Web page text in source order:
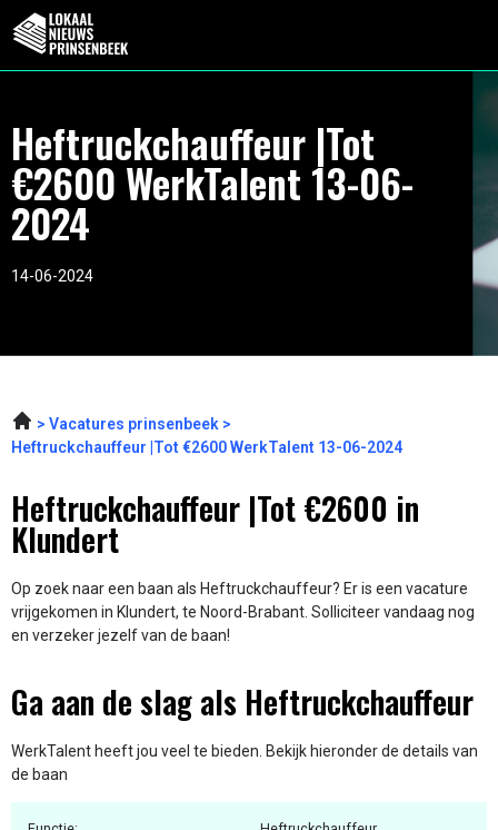
Heftruckchauffeur |Tot
€2600 WerkTalent 13-06-
2024
14-06-2024
Vacatures prinsenbeek
Heftruckchauffeur |Tot €2600 WerkTalent 13-06-2024
Heftruckchauffeur |Tot €2600 in
Klundert
Op zoek naar een baan als Heftruckchauffeur? Er is een vacature
vrijgekomen in Klundert, te Noord-Brabant. Solliciteer vandaag nog
en verzeker jezelf van de baan!
Ga aan de slag als Heftruckchauffeur
WerkTalent heeft jou veel te bieden. Bekijk hieronder de details van
de baan